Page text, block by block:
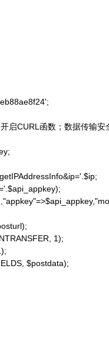
启CURL函数；数据传输安
1);
$postdata);